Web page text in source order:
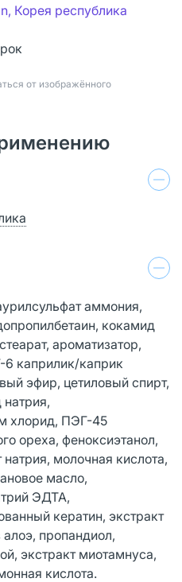
Корея республика
от изображённого
аммония,
кокамид
ароматизатор,
каприлик/каприк
эфир, цетиловый спирт,
хлорид, ПЭГ-45
ореха, феноксиэтанол,
молочная кислота,
масло,
ЭДТА,
кератин, экстракт
алоэ, пропандиол,
экстракт миотамнуса,
кислота.